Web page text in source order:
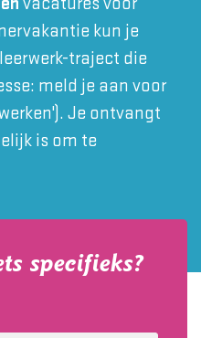
vacatures voor
kun je
traject die
meld je aan voor
Je ontvangt
is om te
specifieks?